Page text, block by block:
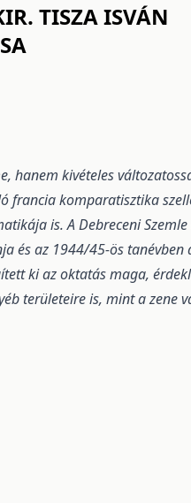
TISZA ISVÁN
hanem kivételes
francia komparatisztika
is. A Debreceni Szemle
és az 1944/45-ös tanévben
ki az oktatás maga,
területeire is, mint a zene